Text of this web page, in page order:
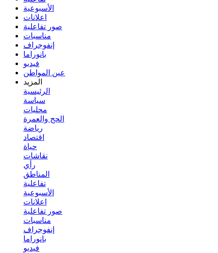
الأسبوعية
اعلانات
صور تفاعلية
مناسبات
إنفوجراف
بانوراما
فيديو
عين المواطن
المزيد
الرئيسية
سياسة
محليات
الحج والعمرة
رياضة
اقتصاد
حياة
نقاشات
رأي
المناطق
تفاعلية
الأسبوعية
اعلانات
صور تفاعلية
مناسبات
إنفوجراف
بانوراما
فيديو